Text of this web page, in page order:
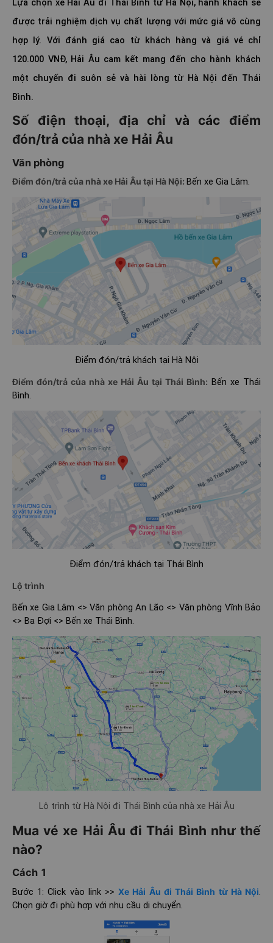
Lựa chọn xe Hải Âu đi Thái Bình từ Hà Nội, hành khách sẽ
được trải nghiệm dịch vụ chất lượng với mức giá vô cùng
hợp lý. Với đánh giá cao từ khách hàng và giá vé chỉ
120.000 VNĐ, Hải Âu cam kết mang đến cho hành khách
một chuyến đi suôn sẻ và hài lòng từ Hà Nội đến Thái
Bình.
Số điện thoại, địa chỉ và các điểm
đón/trả của nhà xe Hải Âu
Văn phòng
Điểm đón/trả của nhà xe Hải Âu tại Hà Nội: Bến xe Gia Lâm.
Điểm đón/trả khách tại Hà Nội
Điểm đón/trả của nhà xe Hải Âu tại Thái Bình: Bến xe Thái
Bình.
Điểm đón/trả khách tại Thái Bình
Lộ trình
Bến xe Gia Lâm <> Văn phòng An Lão <> Văn phòng Vĩnh Bảo
<> Ba Đợi <> Bến xe Thái Bình.
Lộ trình từ Hà Nội đi Thái Bình của nhà xe Hải Âu
Mua vé xe Hải Âu đi Thái Bình như thế
nào?
Cách 1
Bước 1: Click vào link >> Xe Hải Âu đi Thái Bình từ Hà Nội.
Chọn giờ đi phù hợp với nhu cầu di chuyển.